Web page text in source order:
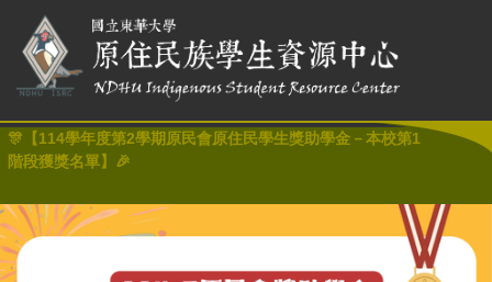
🎊【114學年度第2學期原民會原住民學生獎助學金－本校第1
階段獲獎名單】🎉